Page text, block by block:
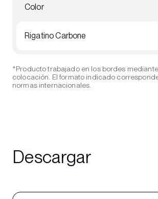
Color
Rigatino Carbone
*Producto trabajado en los bordes
colocación. El formato indicado
normas internacionales.
Descargar